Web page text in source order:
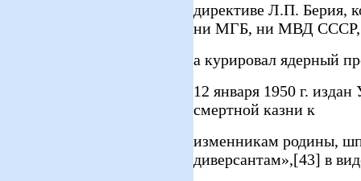
директиве Л.П. Берия,
ни МГБ, ни МВД СССР,
а курировал ядерный
12 января 1950 г.
смертной казни к
изменникам родины,
диверсантам»,[43] в